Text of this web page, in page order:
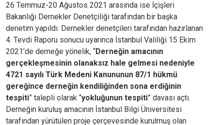
26 Temmuz-20 Ağustos 2021 arasında ise İçişleri
Bakanlığı Dernekler Denetçiliği tarafından bir başka
denetim yapıldı. Dernekler denetçileri tarafından hazırlanan
4. Tevdi Raporu sonucu uyarınca İstanbul Valiliği 15 Ekim
2021’de derneğe yönelik, “Derneğin amacının
gerçekleşmesinin olanaksız hale gelmesi nedeniyle
4721 sayılı Türk Medeni Kanununun 87/1 hükmü
gereğince derneğin kendiliğinden sona erdiğinin
tespiti” talepli olarak “yokluğunun tespiti” davası açtı.
Derneğin kuruluş amacının İstanbul Bilgi Üniversitesi
tarafından yürütülen proje çerçevesinde kurulmuş olan